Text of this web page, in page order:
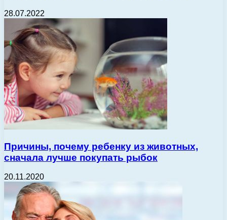
28.07.2022
Причины, почему ребенку из животных,
сначала лучше покупать рыбок
20.11.2020